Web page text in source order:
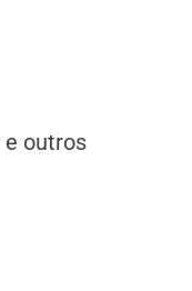
outros